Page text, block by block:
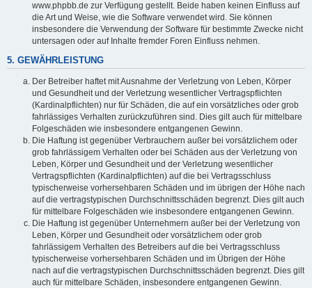
www.phpbb.de zur Verfügung gestellt. Beide haben keinen Einfluss auf
die Art und Weise, wie die Software verwendet wird. Sie können
insbesondere die Verwendung der Software für bestimmte Zwecke nicht
untersagen oder auf Inhalte fremder Foren Einfluss nehmen.
5. GEWÄHRLEISTUNG
Der Betreiber haftet mit Ausnahme der Verletzung von Leben, Körper
und Gesundheit und der Verletzung wesentlicher Vertragspflichten
(Kardinalpflichten) nur für Schäden, die auf ein vorsätzliches oder grob
fahrlässiges Verhalten zurückzuführen sind. Dies gilt auch für mittelbare
Folgeschäden wie insbesondere entgangenen Gewinn.
Die Haftung ist gegenüber Verbrauchern außer bei vorsätzlichem oder
grob fahrlässigem Verhalten oder bei Schäden aus der Verletzung von
Leben, Körper und Gesundheit und der Verletzung wesentlicher
Vertragspflichten (Kardinalpflichten) auf die bei Vertragsschluss
typischerweise vorhersehbaren Schäden und im übrigen der Höhe nach
auf die vertragstypischen Durchschnittsschäden begrenzt. Dies gilt auch
für mittelbare Folgeschäden wie insbesondere entgangenen Gewinn.
Die Haftung ist gegenüber Unternehmern außer bei der Verletzung von
Leben, Körper und Gesundheit oder vorsätzlichem oder grob
fahrlässigem Verhalten des Betreibers auf die bei Vertragsschluss
typischerweise vorhersehbaren Schäden und im Übrigen der Höhe
nach auf die vertragstypischen Durchschnittsschäden begrenzt. Dies gilt
auch für mittelbare Schäden, insbesondere entgangenen Gewinn.